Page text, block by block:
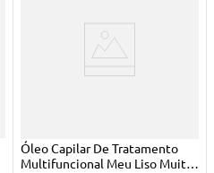
Óleo Capilar De Tratamento
Multifuncional Meu Liso Muito